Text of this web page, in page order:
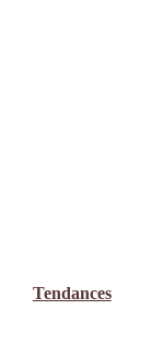
Tendances